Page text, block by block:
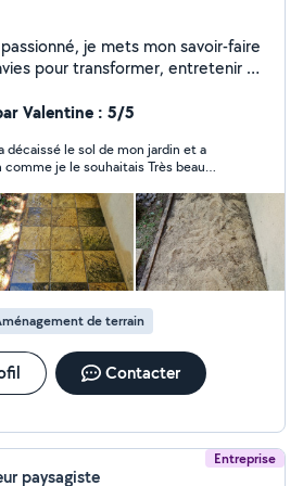
je mets mon savoir-faire
pour transformer, entretenir et
sur mesure - Résultat
l'écoute,
de A à Z avec des tarifs
41
Valentine : 5/5
je le souhaitais Très beau
de terrain
Contacter
Entreprise
paysagiste